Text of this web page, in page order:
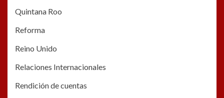
Quintana Roo
Reforma
Reino Unido
Relaciones Internacionales
Rendición de cuentas